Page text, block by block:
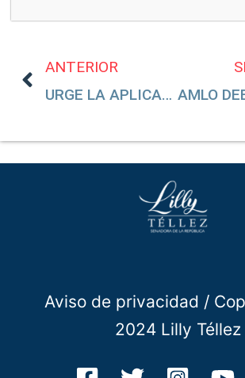
ANTERIOR
URGE LA APLICACIÓN DE VACUNAS PFIZER PARA NIÑOS DE 5 A 11 AÑOS
Aviso de privacidad /
2024 Lilly Téllez